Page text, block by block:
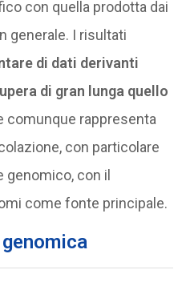
con quella prodotta dai
generale. I risultati
di dati derivanti
di gran lunga quello
comunque rappresenta
con particolare
genomico, con il
come fonte principale.